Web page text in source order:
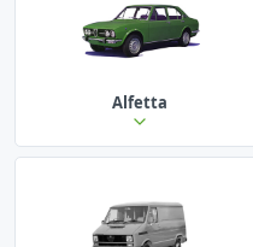
Alfetta